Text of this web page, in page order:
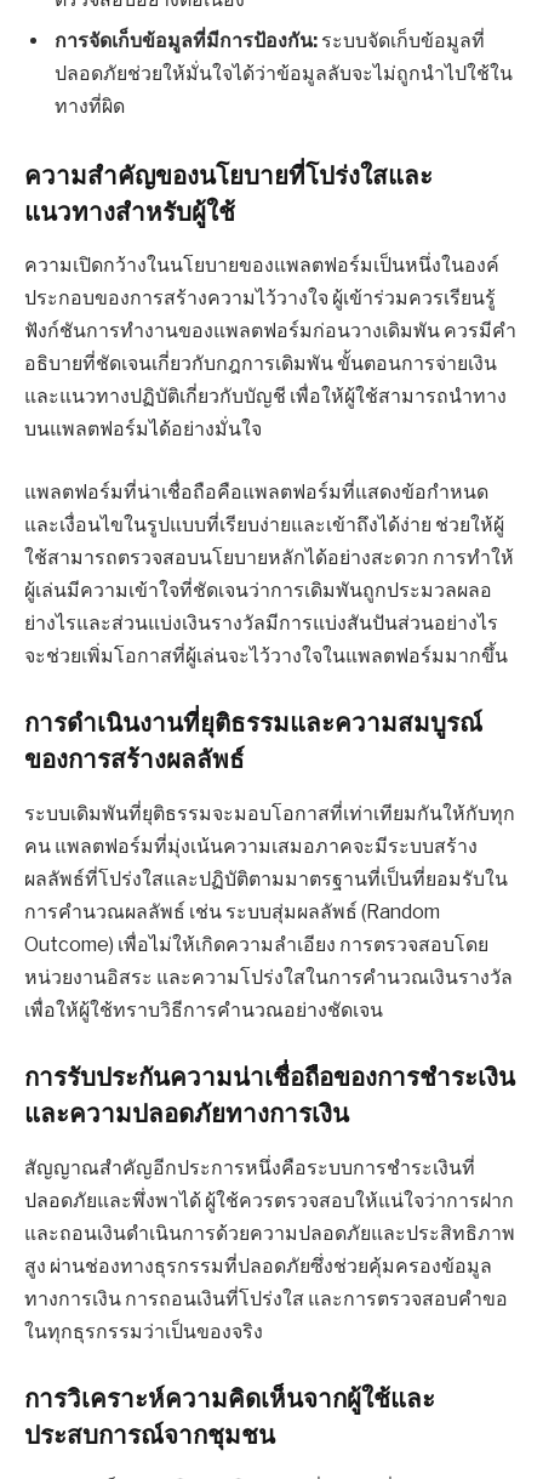
การจัดเก็บข้อมูลที่มีการป้องกัน: ระบบจัดเก็บข้อมูลที่
ปลอดภัยช่วยให้มั่นใจได้ว่าข้อมูลลับจะไม่ถูกนำไปใช้ใน
ทางที่ผิด
ความสำคัญของนโยบายที่โปร่งใสและ
แนวทางสำหรับผู้ใช้
ความเปิดกว้างในนโยบายของแพลตฟอร์มเป็นหนึ่งในองค์
ประกอบของการสร้างความไว้วางใจ ผู้เข้าร่วมควรเรียนรู้
ฟังก์ชันการทำงานของแพลตฟอร์มก่อนวางเดิมพัน ควรมีคำ
อธิบายที่ชัดเจนเกี่ยวกับกฎการเดิมพัน ขั้นตอนการจ่ายเงิน
และแนวทางปฏิบัติเกี่ยวกับบัญชี เพื่อให้ผู้ใช้สามารถนำทาง
บนแพลตฟอร์มได้อย่างมั่นใจ
แพลตฟอร์มที่น่าเชื่อถือคือแพลตฟอร์มที่แสดงข้อกำหนด
และเงื่อนไขในรูปแบบที่เรียบง่ายและเข้าถึงได้ง่าย ช่วยให้ผู้
ใช้สามารถตรวจสอบนโยบายหลักได้อย่างสะดวก การทำให้
ผู้เล่นมีความเข้าใจที่ชัดเจนว่าการเดิมพันถูกประมวลผลอ
ย่างไรและส่วนแบ่งเงินรางวัลมีการแบ่งสันปันส่วนอย่างไร
จะช่วยเพิ่มโอกาสที่ผู้เล่นจะไว้วางใจในแพลตฟอร์มมากขึ้น
การดำเนินงานที่ยุติธรรมและความสมบูรณ์
ของการสร้างผลลัพธ์
ระบบเดิมพันที่ยุติธรรมจะมอบโอกาสที่เท่าเทียมกันให้กับทุก
คน แพลตฟอร์มที่มุ่งเน้นความเสมอภาคจะมีระบบสร้าง
ผลลัพธ์ที่โปร่งใสและปฏิบัติตามมาตรฐานที่เป็นที่ยอมรับใน
การคำนวณผลลัพธ์ เช่น ระบบสุ่มผลลัพธ์ (Random
Outcome) เพื่อไม่ให้เกิดความลำเอียง การตรวจสอบโดย
หน่วยงานอิสระ และความโปร่งใสในการคำนวณเงินรางวัล
เพื่อให้ผู้ใช้ทราบวิธีการคำนวณอย่างชัดเจน
การรับประกันความน่าเชื่อถือของการชำระเงิน
และความปลอดภัยทางการเงิน
สัญญาณสำคัญอีกประการหนึ่งคือระบบการชำระเงินที่
ปลอดภัยและพึ่งพาได้ ผู้ใช้ควรตรวจสอบให้แน่ใจว่าการฝาก
และถอนเงินดำเนินการด้วยความปลอดภัยและประสิทธิภาพ
สูง ผ่านช่องทางธุรกรรมที่ปลอดภัยซึ่งช่วยคุ้มครองข้อมูล
ทางการเงิน การถอนเงินที่โปร่งใส และการตรวจสอบคำขอ
ในทุกธุรกรรมว่าเป็นของจริง
การวิเคราะห์ความคิดเห็นจากผู้ใช้และ
ประสบการณ์จากชุมชน